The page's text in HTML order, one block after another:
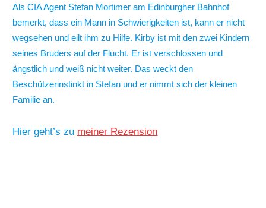
Als CIA Agent Stefan Mortimer am Edinburgher Bahnhof
bemerkt, dass ein Mann in Schwierigkeiten ist, kann er nicht
wegsehen und eilt ihm zu Hilfe. Kirby ist mit den zwei Kindern
seines Bruders auf der Flucht. Er ist verschlossen und
ängstlich und weiß nicht weiter. Das weckt den
Beschützerinstinkt in Stefan und er nimmt sich der kleinen
Familie an.
Hier geht’s zu meiner Rezension